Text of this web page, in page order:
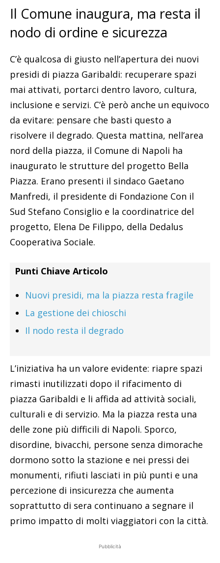
Il Comune inaugura, ma resta il
nodo di ordine e sicurezza
C’è qualcosa di giusto nell’apertura dei nuovi
presidi di piazza Garibaldi: recuperare spazi
mai attivati, portarci dentro lavoro, cultura,
inclusione e servizi. C’è però anche un equivoco
da evitare: pensare che basti questo a
risolvere il degrado. Questa mattina, nell’area
nord della piazza, il Comune di Napoli ha
inaugurato le strutture del progetto Bella
Piazza. Erano presenti il sindaco Gaetano
Manfredi, il presidente di Fondazione Con il
Sud Stefano Consiglio e la coordinatrice del
progetto, Elena De Filippo, della Dedalus
Cooperativa Sociale.
Punti Chiave Articolo
Nuovi presidi, ma la piazza resta fragile
La gestione dei chioschi
Il nodo resta il degrado
L’iniziativa ha un valore evidente: riapre spazi
rimasti inutilizzati dopo il rifacimento di
piazza Garibaldi e li affida ad attività sociali,
culturali e di servizio. Ma la piazza resta una
delle zone più difficili di Napoli. Sporco,
disordine, bivacchi, persone senza dimorache
dormono sotto la stazione e nei pressi dei
monumenti, rifiuti lasciati in più punti e una
percezione di insicurezza che aumenta
soprattutto di sera continuano a segnare il
primo impatto di molti viaggiatori con la città.
Pubblicità